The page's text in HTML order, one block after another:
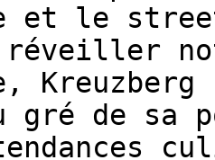
et le
réveiller
gré de sa